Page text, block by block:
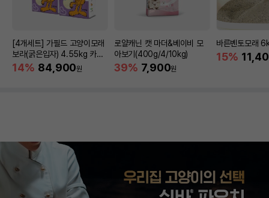
[4개세트] 가필드 고양이모래
보라(굵은입자) 4.55kg 카사
바모래
14% 84,900원
로얄캐닌 캣 마더&베이비 모
아보기(400g/4/10kg)
39% 7,900원
바른벤토모래
15%